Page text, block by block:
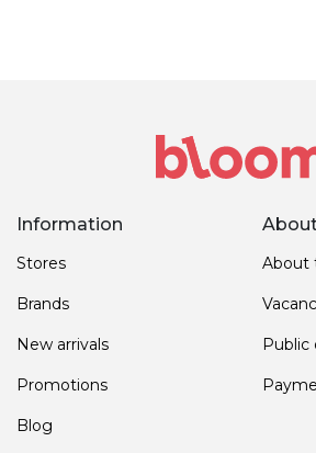
Information
Stores
Brands
New arrivals
Promotions
Blog
About
Public